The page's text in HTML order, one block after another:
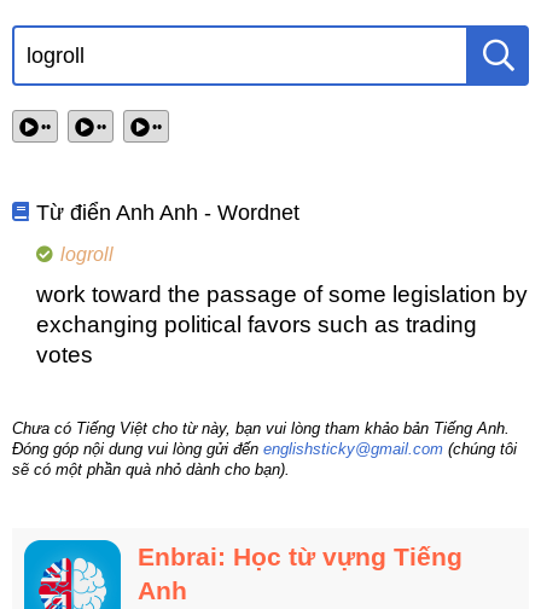
•• •• ••
Từ điển Anh Anh - Wordnet
logroll
work toward the passage of some legislation by
exchanging political favors such as trading
votes
Chưa có Tiếng Việt cho từ này, bạn vui lòng tham khảo bản Tiếng Anh.
Đóng góp nội dung vui lòng gửi đến englishsticky@gmail.com (chúng tôi
sẽ có một phần quà nhỏ dành cho bạn).
Enbrai: Học từ vựng Tiếng
Anh